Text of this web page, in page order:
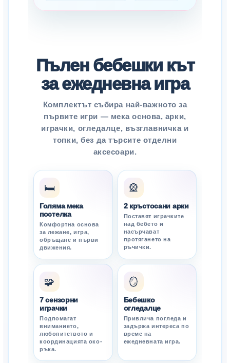
Пълен бебешки кът
за ежедневна игра
Комплектът събира най-важното за
първите игри — мека основа, арки,
играчки, огледалце, възглавничка и
топки, без да търсите отделни
аксесоари.
🛏️
Голяма мека
постелка
Комфортна основа
за лежане, игра,
обръщане и първи
движения.
🎡
2 кръстосани арки
Поставят играчките
над бебето и
насърчават
протягането на
ръчички.
🧩
7 сензорни
играчки
Подпомагат
вниманието,
любопитството и
координацията око-
ръка.
🪞
Бебешко
огледалце
Привлича погледа и
задържа интереса по
време на
ежедневната игра.